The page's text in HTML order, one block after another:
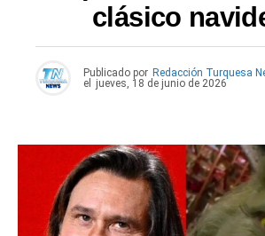
clásico
Publicado por Redacción Turquesa
el
jueves, 18 de junio de 2026